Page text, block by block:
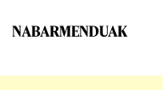
NABARMENDUAK